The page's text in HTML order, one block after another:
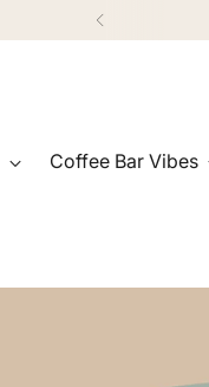
Coffee Bar Vibes